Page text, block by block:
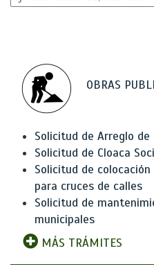
OBRAS
Solicitud de Arreglo de
Solicitud de Cloaca
Solicitud de
para cruces de calles
Solicitud de
municipales
MÁS TRÁMITES